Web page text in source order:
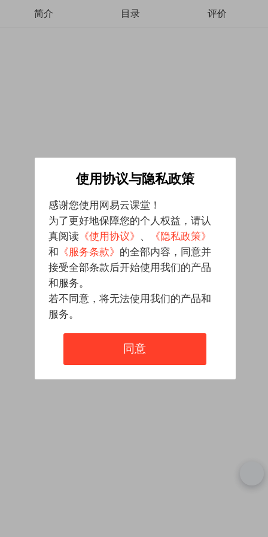
简介 目录 评价
使用协议与隐私政策
感谢您使用网易云课堂！
为了更好地保障您的个人权益，请认
真阅读 《使用协议》 、
《隐私政策》
和 《服务条款》 的全部内容，同意并
接受全部条款后开始使用我们的产品
和服务。
若不同意，将无法使用我们的产品和
服务。
同意